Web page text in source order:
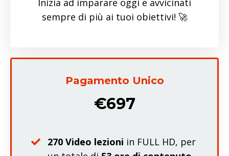
sempre di più ai tuoi obiettivi! 🚀
Pagamento Unico
€697
270 Video lezioni in FULL HD, per